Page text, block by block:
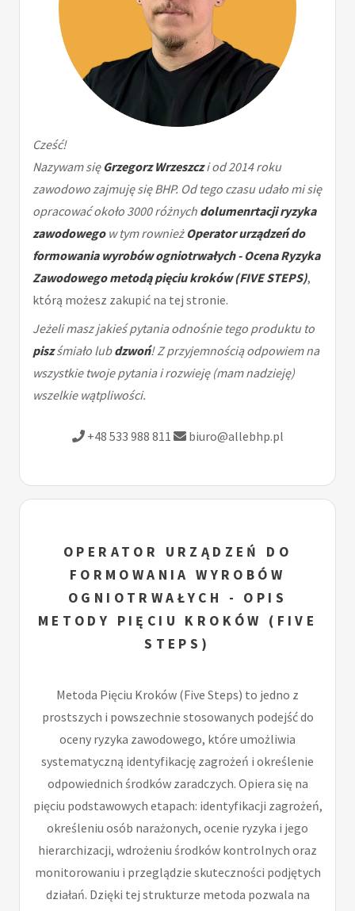
Cześć!
Nazywam sięGrzegorz Wrzeszczi od 2014 roku
zawodowo zajmuję się BHP. Od tego czasu udało mi się
opracować około 3000 różnych dolumenrtacji ryzyka
zawodowegow tym rownieżOperator urządzeń do
formowania wyrobów ogniotrwałych - Ocena Ryzyka
Zawodowego metodą pięciu kroków (FIVE STEPS),
którą możesz zakupić na tej stronie.
Jeżeli masz jakieś pytania odnośnie tego produktu to
piszśmiało lubdzwoń! Z przyjemnością odpowiem na
wszystkie twoje pytania i rozwieję (mam nadzieję)
wszelkie wątpliwości.
+48 533 988 811 biuro@allebhp.pl
OPERATOR URZĄDZEŃ DO
FORMOWANIA WYROBÓW
OGNIOTRWAŁYCH - OPIS
METODY PIĘCIU KROKÓW (FIVE
STEPS)
Metoda Pięciu Kroków (Five Steps) to jedno z
prostszych i powszechnie stosowanych podejść do
oceny ryzyka zawodowego, które umożliwia
systematyczną identyfikację zagrożeń i określenie
odpowiednich środków zaradczych. Opiera się na
pięciu podstawowych etapach: identyfikacji zagrożeń,
określeniu osób narażonych, ocenie ryzyka i jego
hierarchizacji, wdrożeniu środków kontrolnych oraz
monitorowaniu i przeglądzie skuteczności podjętych
działań. Dzięki tej strukturze metoda pozwala na